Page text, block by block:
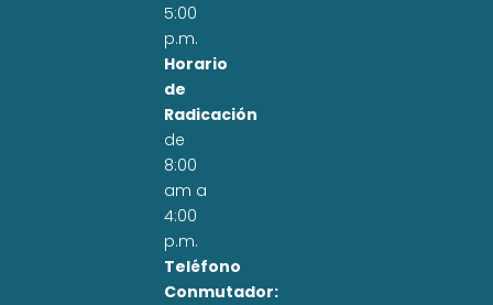
5:00
p.m.
Horario
de
Radicación
de
8:00
am a
4:00
p.m.
Teléfono
Conmutador: